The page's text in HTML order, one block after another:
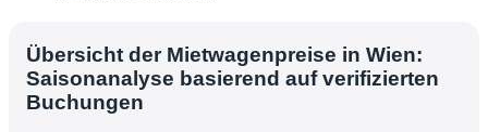
Übersicht der Mietwagenpreise in Wien:
Saisonanalyse basierend auf verifizierten
Buchungen